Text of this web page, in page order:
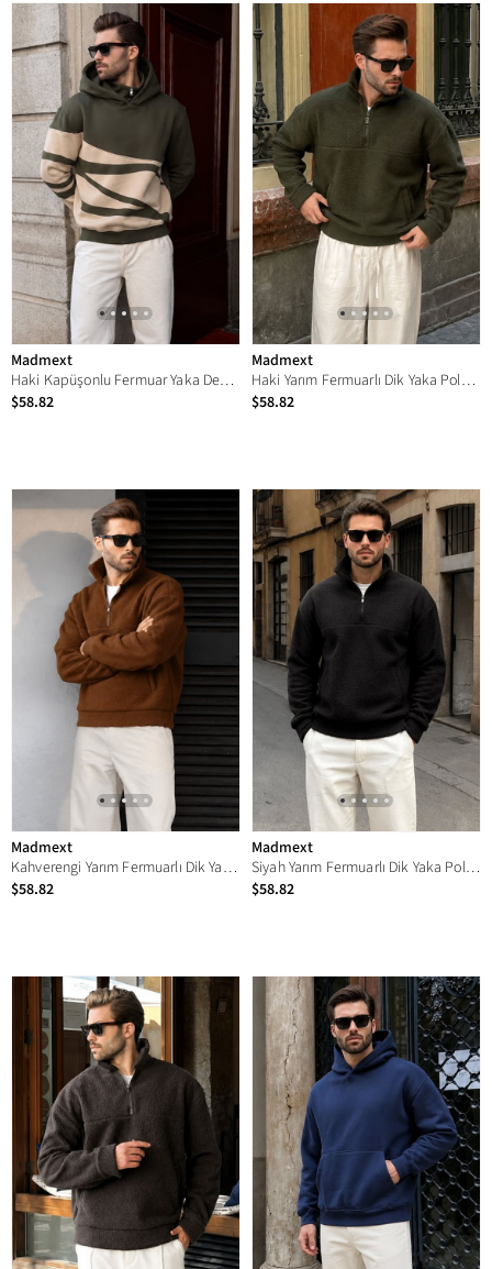
Madmext
Haki Kapüşonlu Fermuar Yaka Desenli Erkek Sweatshirt E7162
$58.82
Madmext
Haki Yarım Fermuarlı Dik Yaka Polar Sweatshirt E7165
$58.82
Madmext
Kahverengi Yarım Fermuarlı Dik Yaka Polar Sweatshirt E7165
$58.82
Madmext
Siyah Yarım Fermuarlı Dik Yaka Polar Sweatshirt E7165
$58.82